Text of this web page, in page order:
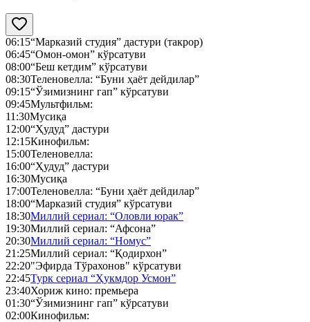
06:15“Марказий студия” дастури (такрор)
06:45“Омон-омон” кўрсатуви
08:00“Беш кетдим” кўрсатуви
08:30Теленовелла: “Буни ҳаёт дейдилар”
09:15“Ўзимизнинг гап” кўрсатуви
09:45Мультфильм:
11:30Мусиқа
12:00“Ҳудуд” дастури
12:15Кинофильм:
15:00Теленовелла:
16:00“Ҳудуд” дастури
16:30Мусиқа
17:00Теленовелла: “Буни ҳаёт дейдилар”
18:00“Марказий студия” кўрсатуви
18:30Миллий сериал: “Оловли юрак”
19:30Миллий сериал: “Афсона”
20:30Миллий сериал: “Номус”
21:25Миллий сериал: “Қодирхон”
22:20"Эфирда Тўрахонов" кўрсатуви
22:45Турк сериал “Ҳукмдор Усмон”
23:40Хориж кино: премьера
01:30“Ўзимизнинг гап” кўрсатуви
02:00Кинофильм: